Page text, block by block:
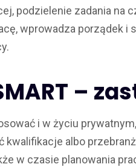
podzielenie zadania na
wprowadza porządek i
–
i w życiu
kwalifikacje albo
w czasie planowania